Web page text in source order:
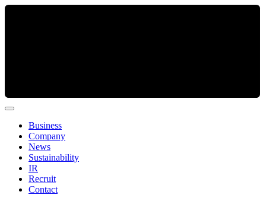
Business
Company
News
Sustainability
IR
Recruit
Contact